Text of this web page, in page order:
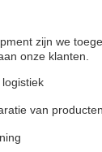
zijn we
onze klanten.
van producten